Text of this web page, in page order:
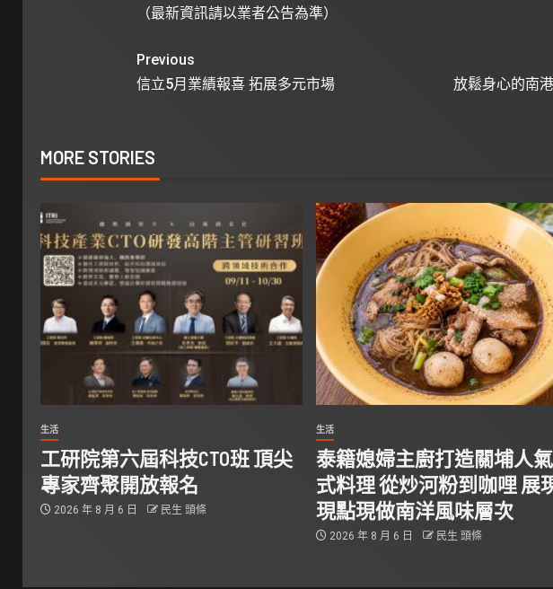
（最新資訊請以業者公告為準）
Previous
信立5月業績報喜 拓展多元市場
放鬆身心的南
MORE STORIES
生活
工研院第六屆科技CTO班 頂尖
專家齊聚開放報名
2026 年 8 月 6 日 民生 頭條
生活
泰籍媳婦主廚打造關埔人
式料理 從炒河粉到咖哩 展
現點現做南洋風味層次
2026 年 8 月 6 日 民生 頭條